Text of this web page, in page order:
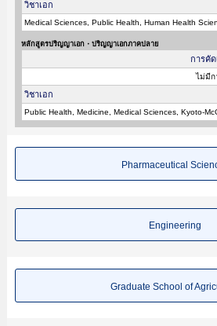
วิชาเอก
Medical Sciences, Public Health, Human Health
หลักสูตรปริญญาเอก・ปริญญาเอกภาคปลาย
การคั
ไม่มีก
วิชาเอก
Public Health, Medicine, Medical Sciences, Kyoto-
Pharmaceutical
Engineering
Graduate School of